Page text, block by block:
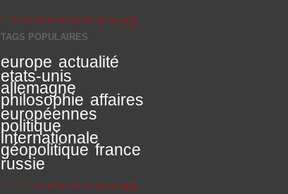
TAGS POPULAIRES
europe actualité
etats-unis
allemagne
philosophie affaires
européennes
politique
internationale
géopolitique france
russie